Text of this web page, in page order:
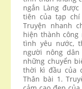
ngắn Làng
tiên của tạp chí
Truyện nhanh
hiện thành
tình yêu nước,
người nông
những chuyển
thời kì đầu của
Thân bài 1.